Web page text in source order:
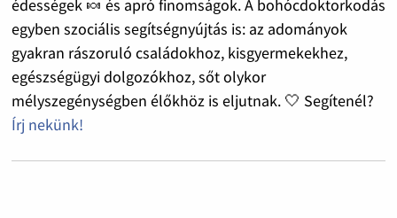
édességek 🍬 és apró finomságok. A bohócdoktorkodás
egyben szociális segítségnyújtás is: az adományok
gyakran rászoruló családokhoz, kisgyermekekhez,
egészségügyi dolgozókhoz, sőt olykor
mélyszegénységben élőkhöz is eljutnak. 🤍 Segítenél?
Írj nekünk!